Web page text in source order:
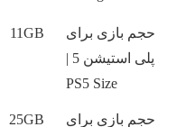
حجم بازی برای
پلی استیشن 5 |
PS5 Size
11GB
حجم بازی برای 25GB